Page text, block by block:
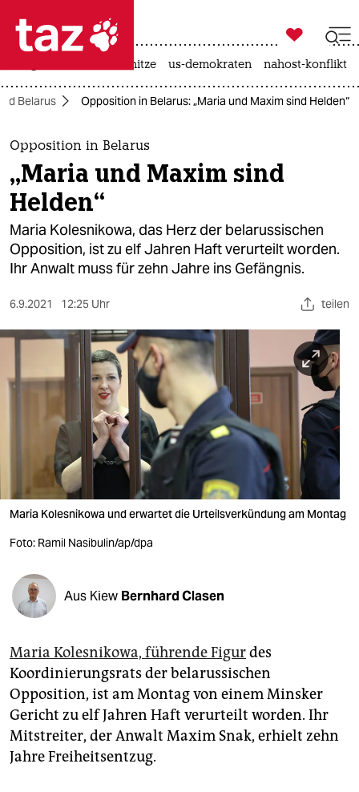
 taz zahl ich
taz zahl ich
themen
politik
öko
gesellschaft
sport
wahrheit
verlag
verlag
fragen & hilfe
abo
genossenschaft
epaper login

taz zahl ich
hitze us-demokraten nahost-konflikt
Belarus Opposition in Belarus: „Maria und Maxim sind Helden“
Opposition in Belarus
„Maria und Maxim sind
Helden“
Maria Kolesnikowa, das Herz der belarussischen
Opposition, ist zu elf Jahren Haft verurteilt worden.
Ihr Anwalt muss für zehn Jahre ins Gefängnis.
6.9.2021 12:25 Uhr teilen
Maria Kolesnikowa und erwartet die Urteilsverkündung am Montag
Foto: Ramil Nasibulin/ap/dpa
Aus Kiew Bernhard Clasen
Maria Kolesnikowa, führende Figurdes
Koordinierungsrats der belarussischen
Opposition, ist am Montag von einem Minsker
Gericht zu elf Jahren Haft verurteilt worden. Ihr
Mitstreiter, der Anwalt Maxim Snak, erhielt zehn
Jahre Freiheitsentzug.